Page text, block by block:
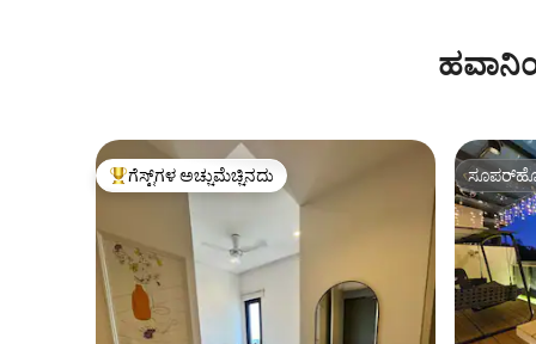
ಗೆಸ್ಟ್‌ಗಳಿಗೆ ಅತಿ ಹೆಚ್ಚು ಅಚ್ಚುಮೆಚ್ಚಿನದು
ಗೆಸ್ಟ್‌ಗಳ ಅಚ್ಚುಮೆಚ್ಚಿನದು